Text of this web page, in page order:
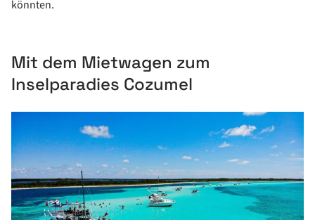
könnten.
Mit dem Mietwagen zum
Inselparadies Cozumel